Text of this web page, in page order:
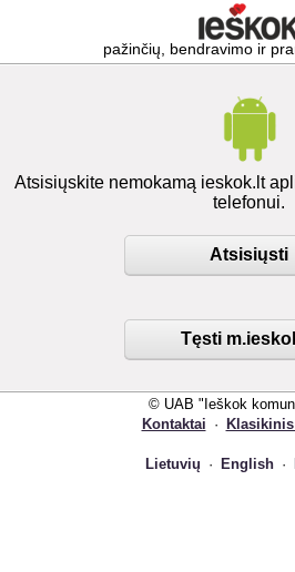
pažinčių, bendravimo ir
Atsisiųskite nemokamą ieskok.lt
telefonui.
Atsisiųsti
Tęsti
© UAB "Ieškok
Kontaktai ·
Lietuvių · English ·